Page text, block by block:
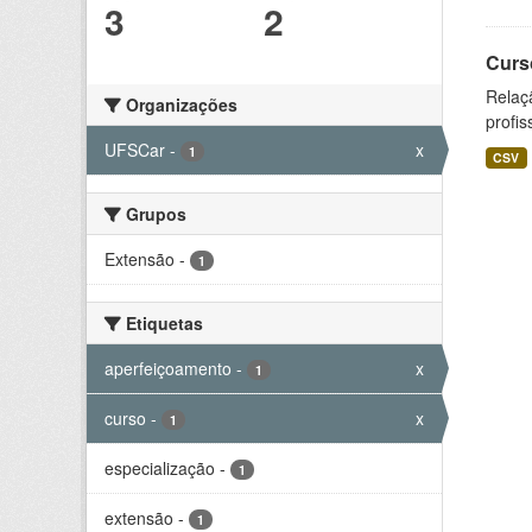
3 2
Organizações
UFSCar - 1 x
Grupos
Extensão - 1
Etiquetas
aperfeiçoamento - 1 x
curso - 1 x
especialização - 1
extensão - 1
CSV